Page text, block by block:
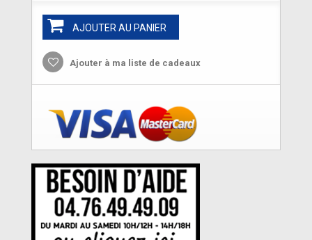
AJOUTER AU PANIER
Ajouter à ma liste de cadeaux